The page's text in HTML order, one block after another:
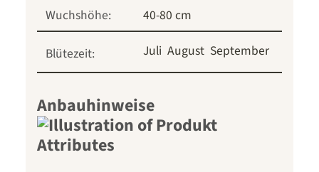
Wuchshöhe:
40-80 cm
Blütezeit: Juli August September
Anbauhinweise